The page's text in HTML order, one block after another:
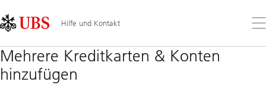
Links
Area
Hilfe und Kontakt
Sie
Mehrere Kreditkarten & Konten
hinzufügen